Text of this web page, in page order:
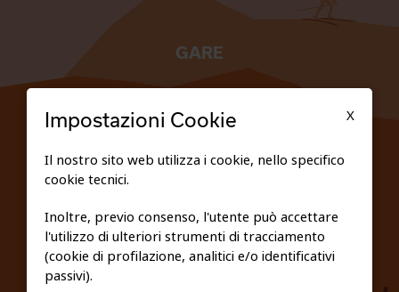
GARE
PRIVACY E COOKIE POLICY
X
Impostazioni Cookie
Il nostro sito web utilizza i cookie, nello specifico
cookie tecnici.
Inoltre, previo consenso, l'utente può accettare
l'utilizzo di ulteriori strumenti di tracciamento
(cookie di profilazione, analitici e/o identificativi
passivi).